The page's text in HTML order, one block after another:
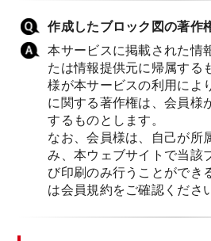
作成したブロック図の著作
本サービスに掲載された情
たは情報提供元に帰属する
様が本サービスの利用によ
に関する著作権は、会員様
するものとします。
なお、会員様は、自己が所
み、本ウェブサイトで当該
び印刷のみ行うことができ
は会員規約をご確認くださ